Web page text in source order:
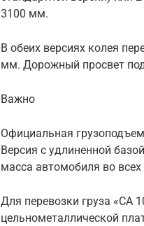
3100 мм.
В обеих версиях колея
мм. Дорожный просвет
Важно
Официальная
Версия с удлиненной
масса автомобиля во
Для перевозки груза «CA
цельнометаллической